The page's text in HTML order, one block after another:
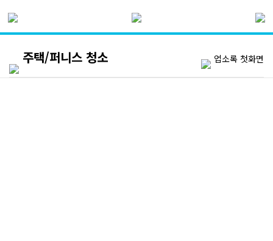
주택/퍼니스 청소 업소록 첫화면